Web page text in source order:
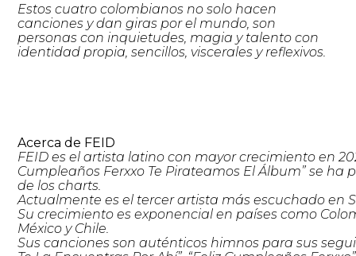
Estos cuatro colombianos no solo hacen
canciones y dan giras por el mundo, son
personas con inquietudes, magia y talento con
identidad propia, sencillos, viscerales y reflexivos.
Acerca de FEID
FEID es el artista latino con mayor crecimiento en
Cumpleaños Ferxxo Te Pirateamos El Álbum” se ha
de los charts.
Actualmente es el tercer artista más escuchado en
Su crecimiento es exponencial en países como
México y Chile.
Sus canciones son auténticos himnos para sus